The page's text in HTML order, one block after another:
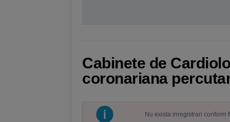
Cabinete de
coronariana
Nu exista inregistrari